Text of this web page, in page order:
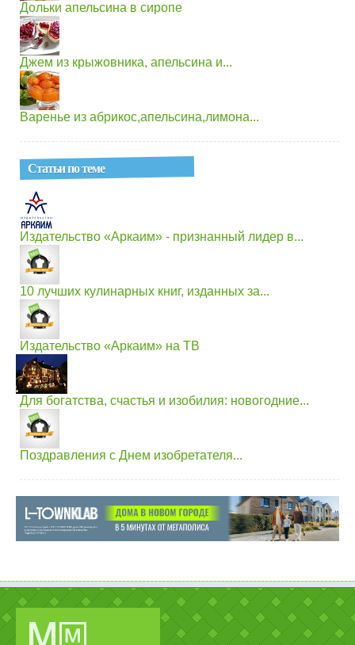
Дольки апельсина в сиропе
Джем из крыжовника, апельсина и...
Варенье из абрикос,апельсина,лимона...
Статьи по теме
Издательство «Аркаим» - признанный лидер в...
10 лучших кулинарных книг, изданных за...
Издательство «Аркаим» на ТВ
Для богатства, счастья и изобилия: новогодние...
Поздравления с Днем изобретателя...